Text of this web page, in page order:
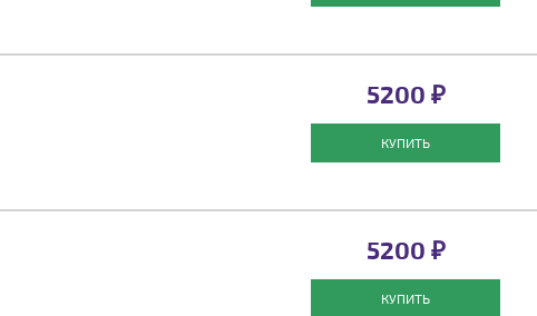
5200 ₽
КУПИТЬ
5200 ₽
КУПИТЬ